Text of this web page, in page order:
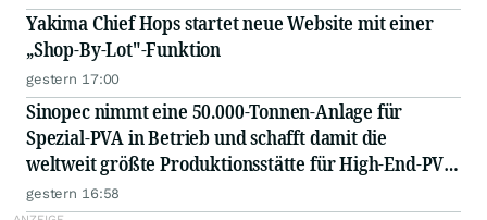
Yakima Chief Hops startet neue Website mit einer
„Shop-By-Lot"-Funktion
gestern 17:00
Sinopec nimmt eine 50.000-Tonnen-Anlage für
Spezial-PVA in Betrieb und schafft damit die
weltweit größte Produktionsstätte für High-End-PVA
an einem Standort
gestern 16:58